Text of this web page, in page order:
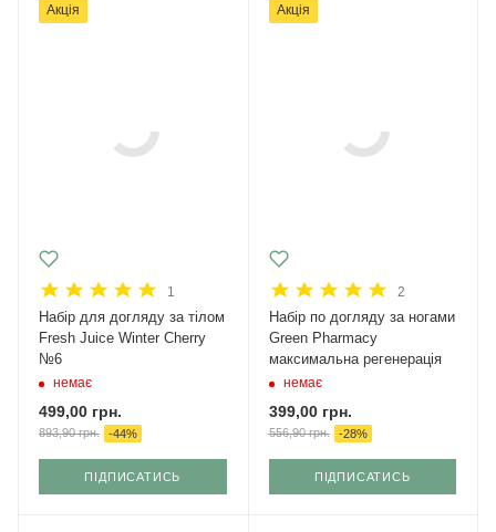
Акція
1
Набір для догляду за тілом
Fresh Juice Winter Cherry
№6
немає
499,00 грн.
893,90грн. -44%
ПІДПИСАТИСЬ
Акція
2
Набір по догляду за ногами
Green Pharmacy
максимальна регенерація
немає
399,00грн.
556,90грн. -28%
ПІДПИСАТИСЬ